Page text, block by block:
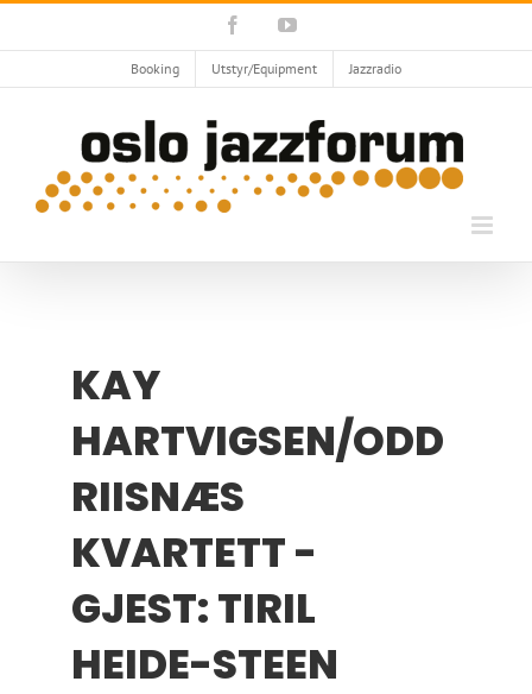
Skip
content
FacebookYouTube
Booking Utstyr/Equipment Jazzradio
KAY
HARTVIGSEN/ODD
RIISNÆS
KVARTETT -
GJEST: TIRIL
HEIDE-STEEN